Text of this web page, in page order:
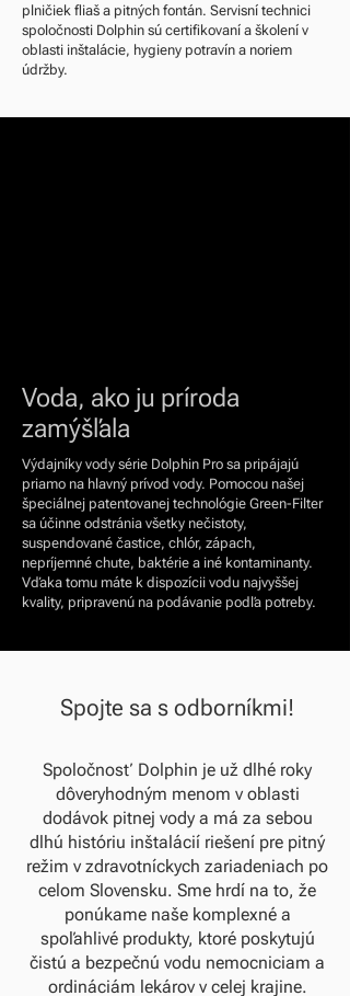
plničiek fliaš a pitných fontán. Servisní technici
spoločnosti Dolphin sú certifikovaní a školení v
oblasti inštalácie, hygieny potravín a noriem
údržby.
Voda, ako ju príroda
zamýšľala
Výdajníky vody série Dolphin Pro sa pripájajú
priamo na hlavný prívod vody. Pomocou našej
špeciálnej patentovanej technológie Green-Filter
sa účinne odstránia všetky nečistoty,
suspendované častice, chlór, zápach,
nepríjemné chute, baktérie a iné kontaminanty.
Vďaka tomu máte k dispozícii vodu najvyššej
kvality, pripravenú na podávanie podľa potreby.
Spojte sa s odborníkmi!
Spoločnosť Dolphin je už dlhé roky
dôveryhodným menom v oblasti
dodávok pitnej vody a má za sebou
dlhú históriu inštalácií riešení pre pitný
režim v zdravotníckych zariadeniach po
celom Slovensku. Sme hrdí na to, že
ponúkame naše komplexné a
spoľahlivé produkty, ktoré poskytujú
čistú a bezpečnú vodu nemocniciam a
ordináciám lekárov v celej krajine.